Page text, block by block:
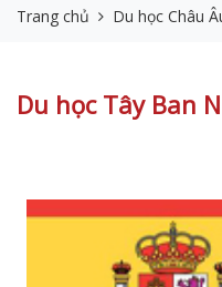
Trang chủ Du học Châu
Du học Tây Ban